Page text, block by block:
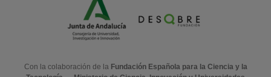
Con la colaboración de la Fundación Española para la Ciencia y la